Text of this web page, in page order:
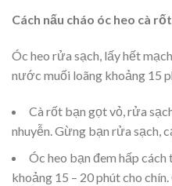
Cách nấu cháo óc heo cà
Óc heo rửa sạch, lấy hết
nước muối loãng khoảng 15
Cà rốt bạn gọt vỏ, rửa
nhuyễn. Gừng bạn rửa sạch,
Óc heo bạn đem hấp
khoảng 15 – 20 phút cho